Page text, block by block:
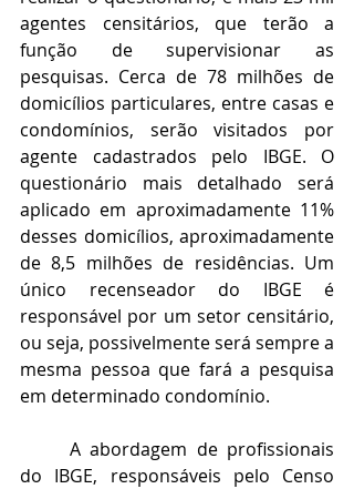
agentes censitários, que terão a
função de supervisionar as
pesquisas. Cerca de 78 milhões de
domicílios particulares, entre casas e
condomínios, serão visitados por
agente cadastrados pelo IBGE. O
questionário mais detalhado será
aplicado em aproximadamente 11%
desses domicílios, aproximadamente
de 8,5 milhões de residências. Um
único recenseador do IBGE é
responsável por um setor censitário,
ou seja, possivelmente será sempre a
mesma pessoa que fará a pesquisa
em determinado condomínio.
A abordagem de profissionais
do IBGE, responsáveis pelo Censo